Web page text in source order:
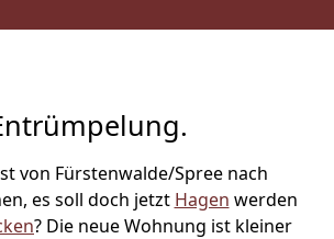
von Fürstenwalde/Spree nach
es soll doch jetzt Hagen werden
? Die neue Wohnung ist kleiner